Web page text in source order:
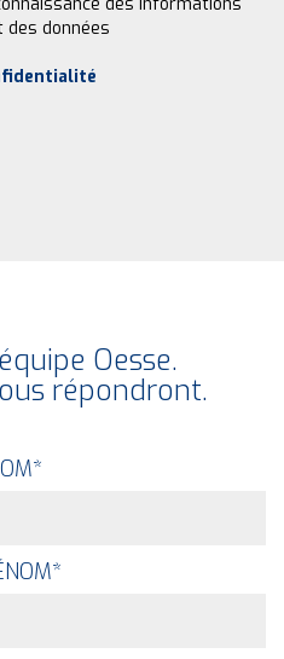
données
Oesse.
répondront.
*
*